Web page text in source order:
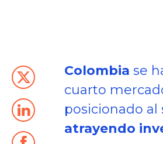
Colombia se
cuarto
posicionado
atrayendo